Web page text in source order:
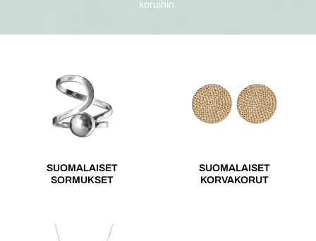
koruihin.
SUOMALAISET
SORMUKSET
SUOMALAISET
KORVAKORUT